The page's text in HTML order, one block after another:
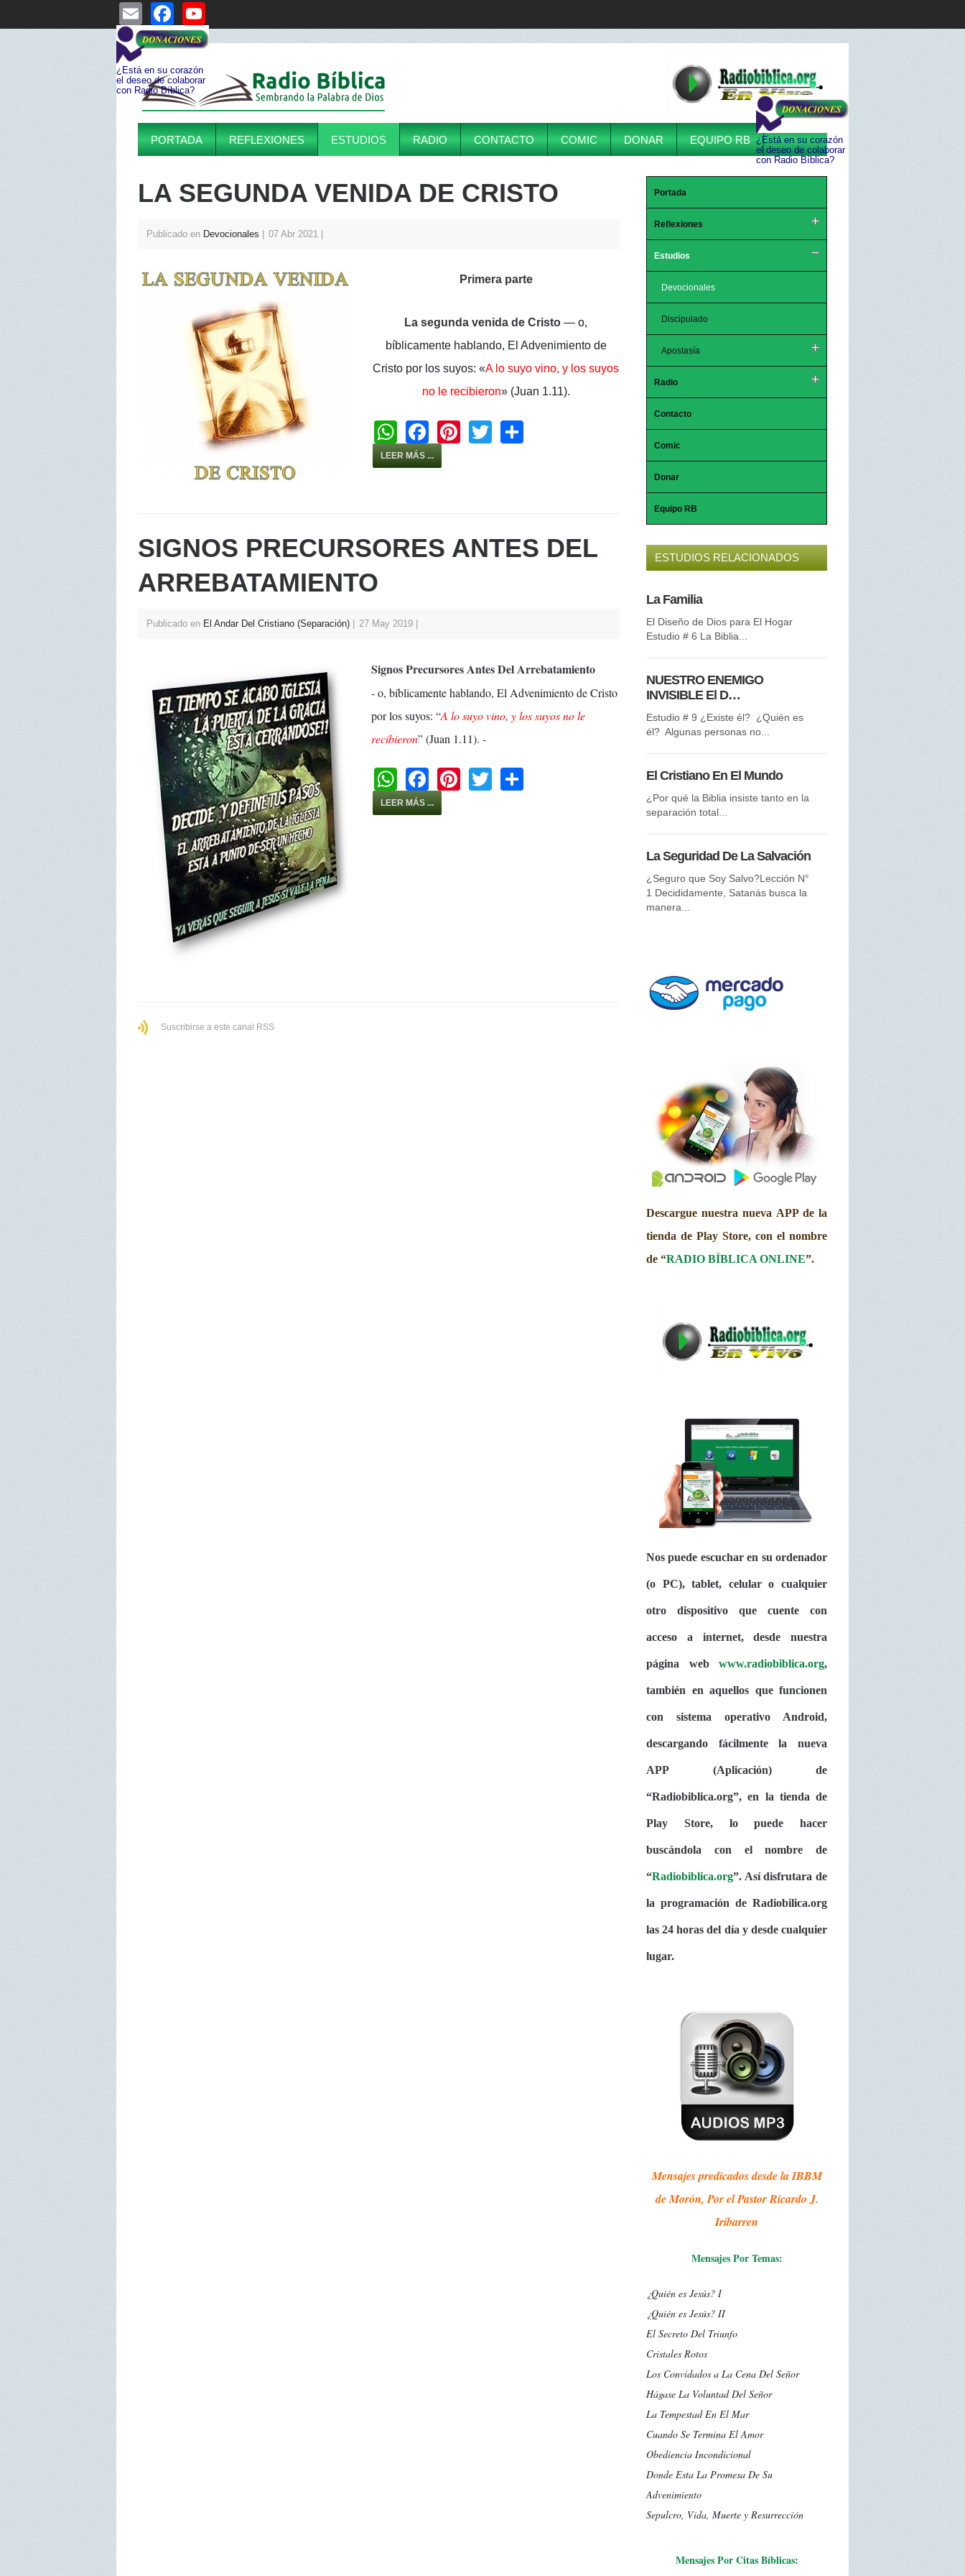
PORTADA REFLEXIONES ESTUDIOS RADIO CONTACTO COMIC DONAR EQUIPO RB
LA SEGUNDA VENIDA DE CRISTO
Publicado en Devocionales 07 Abr 2021
Primera parte
La segunda venida de Cristo — o,
bíblicamente hablando, El Advenimiento de
Cristo por los suyos: «A lo suyo vino, y los suyos
no le recibieron» (Juan 1.11).
W
h
at
p
F
a
c
o
Pi
T
LEER MÁS ...
SIGNOS PRECURSORES ANTES DEL
ARREBATAMIENTO
Publicado en El Andar Del Cristiano (Separación) 27 May 2019
Signos Precursores Antes Del Arrebatamiento
- o, bíblicamente hablando, El Advenimiento de Cristo
por los suyos: “A lo suyo vino, y los suyos no le
recibieron” (Juan 1.11). -
W
h
at
F
a
c
Pi
T
LEER MÁS ...
Suscribirse a este canal RSS
Portada
Reflexiones
Estudios
Devocionales
Discipulado
Apostasía
Radio
Contacto
Comic
Donar
Equipo RB
ESTUDIOS RELACIONADOS
La Familia
El Diseño de Dios para El Hogar
Estudio # 6 La Biblia...
NUESTRO ENEMIGO
INVISIBLE El D…
Estudio # 9 ¿Existe él? ¿Quién es
él? Algunas personas no...
El Cristiano En El Mundo
¿Por qué la Biblia insiste tanto en la
separación total...
La Seguridad De La Salvación
¿Seguro que Soy Salvo?Lección N°
1 Decididamente, Satanás busca la
manera...
Descargue nuestra nueva APP de la
tienda de Play Store, con el nombre
de “RADIO BÍBLICA ONLINE”.
Nos puede escuchar en su ordenador
(o PC), tablet, celular o cualquier
otro dispositivo que cuente con
acceso a internet, desde nuestra
página web www.radiobiblica.org,
también en aquellos que funcionen
con sistema operativo Android,
descargando fácilmente la nueva
APP (Aplicación) de
“Radiobiblica.org”, en la tienda de
Play Store, lo puede hacer
buscándola con el nombre de
“Radiobiblica.org”. Así disfrutara de
la programación de Radiobilica.org
las 24 horas del día y desde cualquier
lugar.
Mensajes predicados desde la IBBM
de Morón, Por el Pastor Ricardo J.
Iribarren
Mensajes Por Temas:
¿Quién es Jesús? I
¿Quién es Jesús? II
El Secreto Del Triunfo
Cristales Rotos
Los Convidados a La Cena Del Señor
Hágase La Voluntad Del Señor
La Tempestad En El Mar
Cuando Se Termina El Amor
Obediencia Incondicional
Donde Esta La Promesa De Su
Advenimiento
Sepulcro, Vida, Muerte y Resurrección
Mensajes Por Citas Bíblicas:
E
m
ail
F
a
c
e
b
o
o
o
T
u
b
e
h
n
el
¿Está en su corazón
el deseo de colaborar
con Radio Bíblica?
¿Está en su corazón
el deseo de colaborar
con Radio Bíblica?